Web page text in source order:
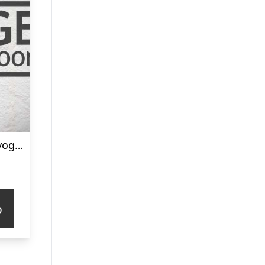
HOME It Slangevogn 1/2″ 50 meter